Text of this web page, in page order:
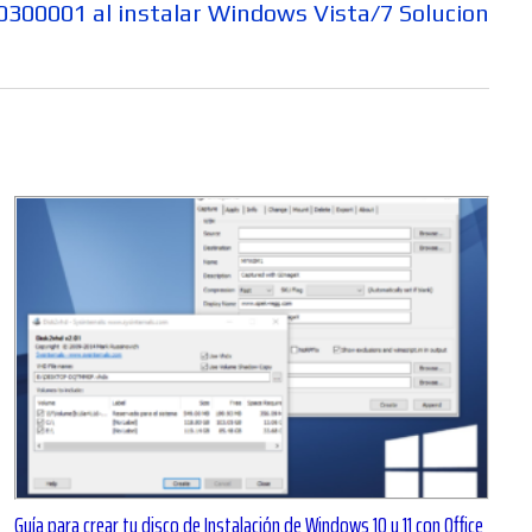
al instalar Windows Vista/7 Solucion